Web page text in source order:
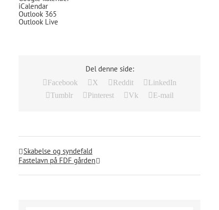
iCalendar
Outlook 365
Outlook Live
Del denne side:
Facebook X Reddit
LinkedIn
Tumblr
Pinterest Vk E-mail
Skabelse og syndefald
Fastelavn på FDF gården